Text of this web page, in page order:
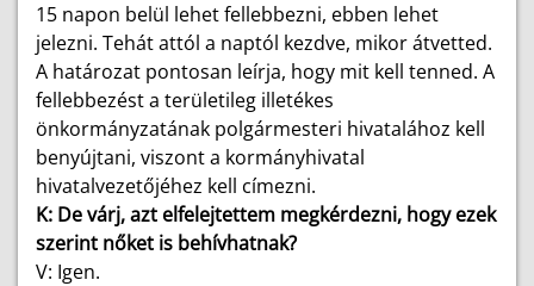
15 napon belül lehet fellebbezni, ebben lehet
jelezni. Tehát attól a naptól kezdve, mikor átvetted.
A határozat pontosan leírja, hogy mit kell tenned. A
fellebbezést a területileg illetékes
önkormányzatának polgármesteri hivatalához kell
benyújtani, viszont a kormányhivatal
hivatalvezetőjéhez kell címezni.
K: De várj, azt elfelejtettem megkérdezni, hogy ezek
szerint nőket is behívhatnak?
V: Igen.